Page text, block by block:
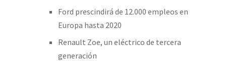
Ford prescindirá de 12.000 empleos en
Europa hasta 2020
Renault Zoe, un eléctrico de tercera
generación